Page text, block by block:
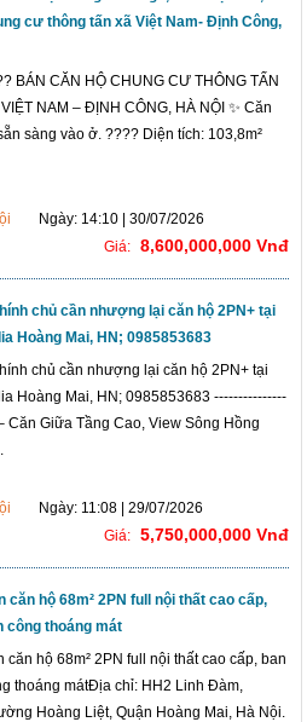
cư thông tấn xã Việt Nam- Định Công,
BÁN CĂN HỘ CHUNG CƯ THÔNG TẤN
NAM – ĐỊNH CÔNG, HÀ NỘI ✨ Căn
sàng vào ở. ???? Diện tích: 103,8m²
Ngày: 14:10 | 30/07/2026
Giá: 8,600,000,000 Vnđ
chủ cần nhượng lại căn hộ 2PN+ tại
Hoàng Mai, HN; 0985853683
chủ cần nhượng lại căn hộ 2PN+ tại
Hoàng Mai, HN; 0985853683 ---------------
Căn Giữa Tầng Cao, View Sông Hồng
Ngày: 11:08 | 29/07/2026
Giá: 5,750,000,000 Vnđ
căn hộ 68m² 2PN full nội thất cao cấp,
công thoáng mát
căn hộ 68m² 2PN full nội thất cao cấp, ban
thoáng mátĐịa chỉ: HH2 Linh Đàm,
Hoàng Liệt, Quận Hoàng Mai, Hà Nội.